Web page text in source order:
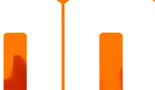
II